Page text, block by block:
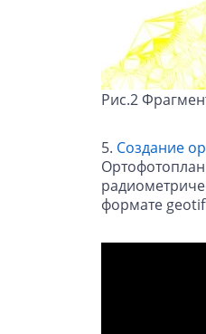
Рис.2
5. Создание
формате